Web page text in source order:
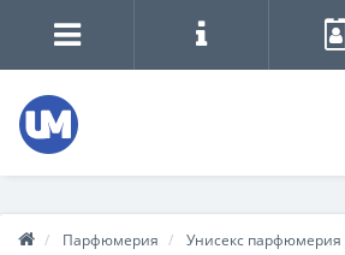
Парфюмерия Унисекс парфюмерия